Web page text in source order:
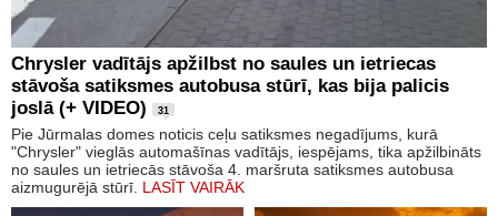
Chrysler vadītājs apžilbst no saules un ietriecas
stāvoša satiksmes autobusa stūrī, kas bija palicis
joslā (+ VIDEO)
31
Pie Jūrmalas domes noticis ceļu satiksmes negadījums, kurā
"Chrysler" vieglās automašīnas vadītājs, iespējams, tika apžilbināts
no saules un ietriecās stāvoša 4. maršruta satiksmes autobusa
aizmugurējā stūrī. LASĪT VAIRĀK